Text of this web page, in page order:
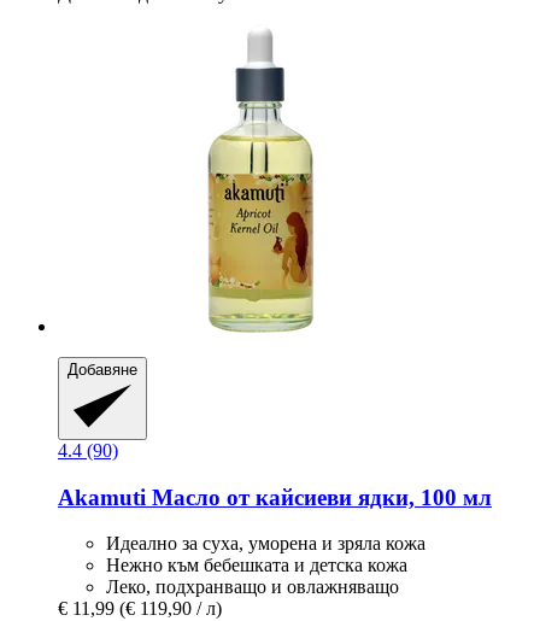
Добавяне
4.4 (90)
Akamuti Масло от кайсиеви ядки, 100 мл
Идеално за суха, уморена и зряла кожа
Нежно към бебешката и детска кожа
Леко, подхранващо и овлажняващо
€ 11,99 (€ 119,90 / л)